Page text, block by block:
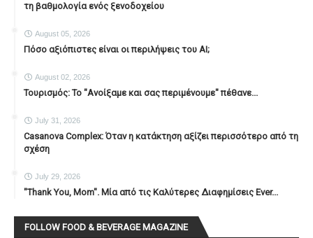
τη βαθμολογία ενός ξενοδοχείου
August 05, 2026
Πόσο αξιόπιστες είναι οι περιλήψεις του ΑΙ;
August 02, 2026
Τουρισμός: Το "Ανοίξαμε και σας περιμένουμε" πέθανε...
July 31, 2026
Casanova Complex: Όταν η κατάκτηση αξίζει περισσότερο από τη
σχέση
July 29, 2026
"Thank You, Mοm". Μία από τις Καλύτερες Διαφημίσεις Ever...
FOLLOW FOOD & BEVERAGE MAGAZINE